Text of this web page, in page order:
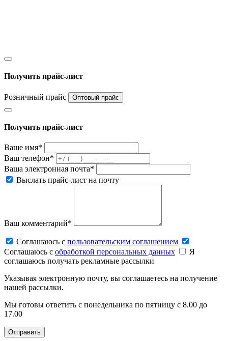
Получить прайс-лист
Розничный прайс Оптовый прайс
Получить прайс-лист
Ваше имя*
Ваш телефон*
Ваша электронная почта*
Выслать прайс-лист на почту
Ваш комментарий*
Соглашаюсь c пользовательским соглашением
Соглашаюсь c обработкой персональных данных
Я
соглашаюсь получать рекламные рассылки
Указывая электронную почту, вы соглашаетесь на получение
нашей рассылки.
Мы готовы ответить с понедельника по пятницу с 8.00 до
17.00